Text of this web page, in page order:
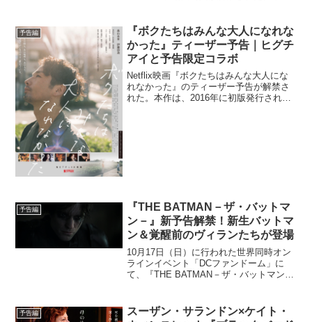
覚、観客もその場にいるような臨場感
と、静と動を緩急自在に...
予告編
『ボクたちはみんな大人になれな
かった』ティーザー予告｜ヒグチ
アイと予告限定コラボ
Netflix映画『ボクたちはみんな大人にな
れなかった』のティーザー予告が解禁さ
れた。本作は、2016年に初版発行されて
予告編
『THE BATMAN－ザ・バットマ
ン－』新予告解禁！新生バットマ
ン＆覚醒前のヴィランたちが登場
10月17日（日）に行われた世界同時オン
ラインイベント「DCファンドーム」に
て、『THE BATMAN－ザ・バットマン
ない、警告だ」─。突如暗闇から現れ、瞬
く間に敵を倒し...
予告編
スーザン・サランドン×ケイト・